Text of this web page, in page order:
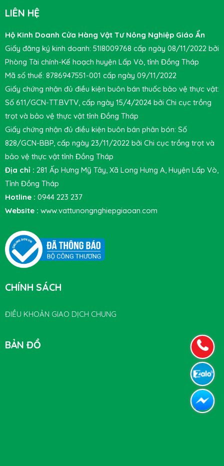
LIÊN HỆ
Hộ Kinh Doanh Cửa Hàng Vật Tư Nông Nghiệp Giáo Ẩn
Giấy đăng ký kinh doanh: 51I8009768 cấp ngày 08/11/2022 bởi
Phòng Tài chính-Kế hoạch huyện Lấp Vò, tỉnh Đồng Tháp
Mã số thuế: 8786947551-001 cấp ngày 09/11/2022
Giấy chứng nhận đủ điều kiện buôn bán thuốc bảo vệ thực vật:
Số 611/GCN-TT.BVTV, cấp ngày 15/4/2024 bởi Chi cục trồng
trọt và bảo vệ thực vật tỉnh Đồng Tháp
Giấy chứng nhận đủ điều kiện buôn bán phân bón: Số
828/GCN-BBP, cấp ngày 23/11/2022 bởi Chi cục trồng trọt và
bảo vệ thực vật tỉnh Đồng Tháp
Địa chỉ : 281 Ấp Hưng Mỹ Tây, Xã Long Hưng A, Huyện Lấp Vò,
Tỉnh Đồng Tháp
Hotline : 0944 223 237
Website : www.vattunongnghiepgiaoan.com
CHÍNH SÁCH
ĐIỀU KHOẢN GIAO DỊCH CHUNG
BẢN ĐỒ